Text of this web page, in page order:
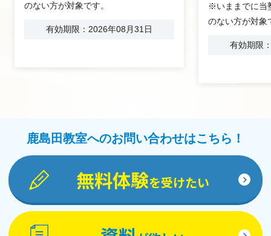
のない方が対象です。
有効期限：2026年08月31日
※いままでに当
のない方が対象
有効期限
鹿島田教室へのお問い合わせはこちら！
無料体験を受けたい